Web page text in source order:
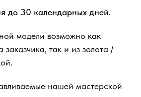
до 30 календарных дней.
модели возможно как
заказчика, так и из золота /
нашей мастерской